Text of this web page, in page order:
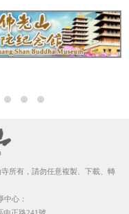
所有，請勿任意複製、下載、轉
心：